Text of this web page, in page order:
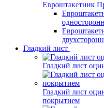
Евроштакетник
Гладкий лист
Гладкий лист
Гладкий лист
покрытием